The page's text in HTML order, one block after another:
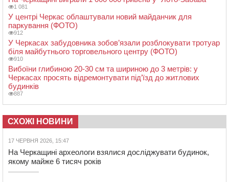
1 081
У центрі Черкас облаштували новий майданчик для
паркування (ФОТО)
912
У Черкасах забудовника зобов’язали розблокувати тротуар
біля майбутнього торговельного центру (ФОТО)
910
Вибоїни глибиною 20-30 см та шириною до 3 метрів: у
Черкасах просять відремонтувати під’їзд до житлових
будинків
887
СХОЖІ НОВИНИ
17 ЧЕРВНЯ 2026, 15:47
На Черкащині археологи взялися досліджувати будинок,
якому майже 6 тисяч років